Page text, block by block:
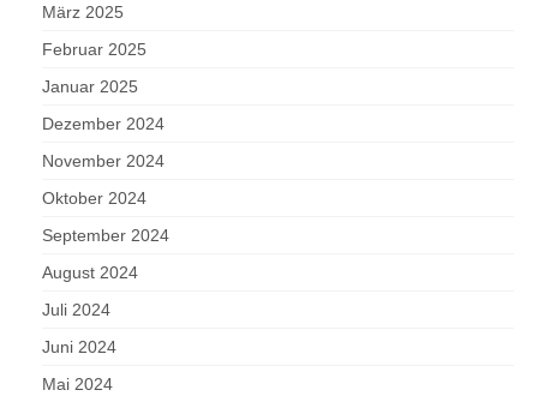
März 2025
Februar 2025
Januar 2025
Dezember 2024
November 2024
Oktober 2024
September 2024
August 2024
Juli 2024
Juni 2024
Mai 2024